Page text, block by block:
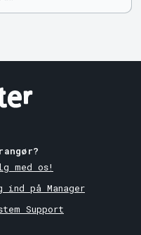
med os!
ind på Manager
Support